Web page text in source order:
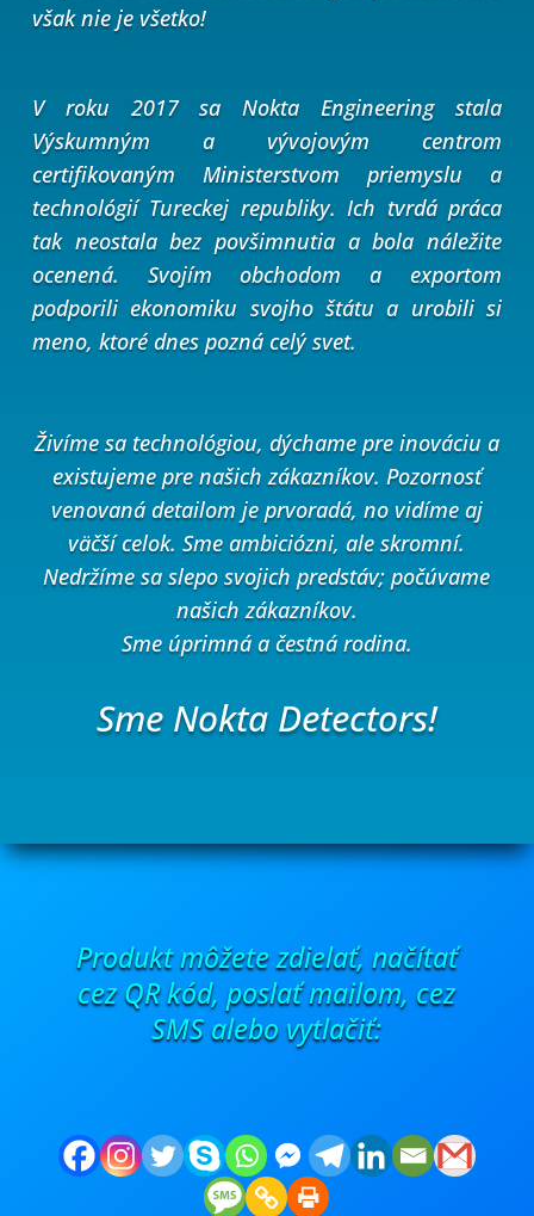
však nie je všetko!
V roku 2017 sa Nokta Engineering stala
Výskumným a vývojovým centrom
certifikovaným Ministerstvom priemyslu a
technológií Tureckej republiky. Ich tvrdá práca
tak neostala bez povšimnutia a bola náležite
ocenená. Svojím obchodom a exportom
podporili ekonomiku svojho štátu a urobili si
meno, ktoré dnes pozná celý svet.
Živíme sa technológiou, dýchame pre inováciu a
existujeme pre našich zákazníkov. Pozornosť
venovaná detailom je prvoradá, no vidíme aj
väčší celok.Sme ambiciózni, ale skromní.
Nedržíme sa slepo svojich predstáv; počúvame
našich zákazníkov.
Sme úprimná a čestná rodina.
Sme Nokta Detectors!
Produkt môžete zdielať, načítať
cez QR kód, poslať mailom, cez
SMS alebo vytlačiť: